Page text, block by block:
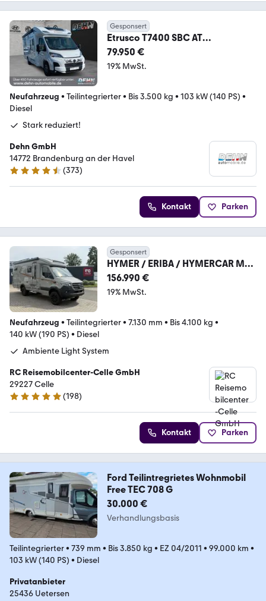
Gesponsert
Etrusco T7400 SBC AT
Vollausstattung!
79.950 €
19% MwSt.
Neufahrzeug • Teilintegrierter• Bis 3.500 kg • 103 kW (140 PS) •
Diesel
Stark reduziert!
Dehn GmbH
14772 Brandenburg an der Havel
4.7 Sterne
(373)
Kontakt Parken
Gesponsert
HYMER / ERIBA / HYMERCAR ML-
T CrossTrail 580 Sofort /AHK
/Leder/ TV/W-Lan
156.990 €
19% MwSt.
Neufahrzeug • Teilintegrierter• 7.130 mm • Bis 4.100 kg •
140 kW (190 PS) • Diesel
Ambiente Light System
RC Reisemobilcenter-Celle GmbH
29227 Celle
4.8 Sterne
(198)
Kontakt Parken
Ford Teilintregrietes Wohnmobil
Free TEC 708 G
30.000 €
Verhandlungsbasis
Teilintegrierter• 739 mm • Bis 3.850 kg • EZ 04/2011 • 99.000 km •
103 kW (140 PS) • Diesel
Privatanbieter
25436 Uetersen